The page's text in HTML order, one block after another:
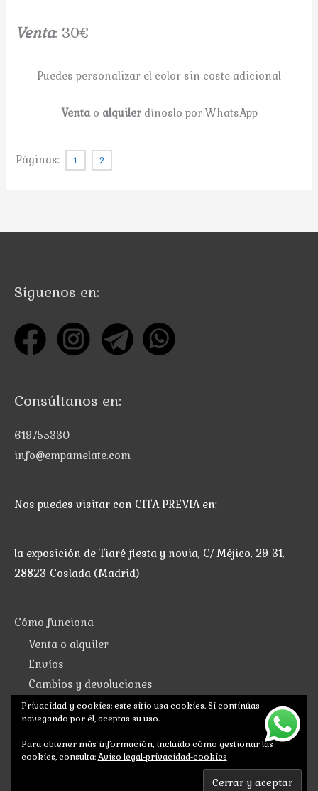
Venta: 30€
Puedes personalizar el color sin coste adicional
Venta o alquiler dínoslo por WhatsApp
Páginas: 1 2
Síguenos en:
Consúltanos en:
619755330
info@empamelate.com
Nos puedes visitar con CITA PREVIA en:
la exposición de Tiaré fiesta y novia, C/ Méjico, 29-31,
28823-Coslada (Madrid)
Cómo funciona
Venta o alquiler
Envíos
Cambios y devoluciones
Aviso legal-privacidad-cookies
IVA incluido en toda la web
Privacidad y cookies: este sitio usa cookies. Si continúas
navegando por él, aceptas su uso.
Para obtener más información, incluido cómo gestionar las
cookies, consulta:Aviso legal-privacidad-cookies